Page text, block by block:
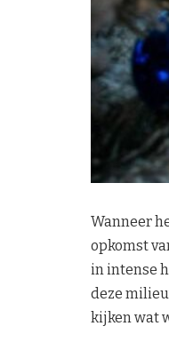
Wanneer
opkomst
in intense
deze
kijken wat